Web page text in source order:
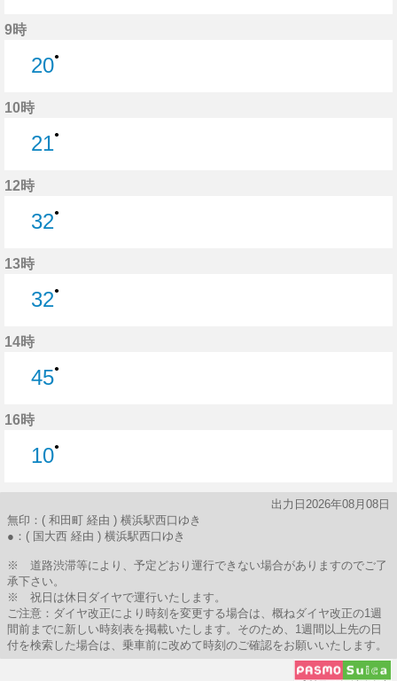
9時
20●
10時
21●
12時
32●
13時
32●
14時
45●
16時
10●
出力日2026年08月08日
無印：( 和田町 経由 ) 横浜駅西口ゆき
●：( 国大西 経由 ) 横浜駅西口ゆき
※ 道路渋滞等により、予定どおり運行できない場合がありますのでご了
承下さい。
※ 祝日は休日ダイヤで運行いたします。
ご注意：ダイヤ改正により時刻を変更する場合は、概ねダイヤ改正の1週
間前までに新しい時刻表を掲載いたします。そのため、1週間以上先の日
付を検索した場合は、乗車前に改めて時刻のご確認をお願いいたします。